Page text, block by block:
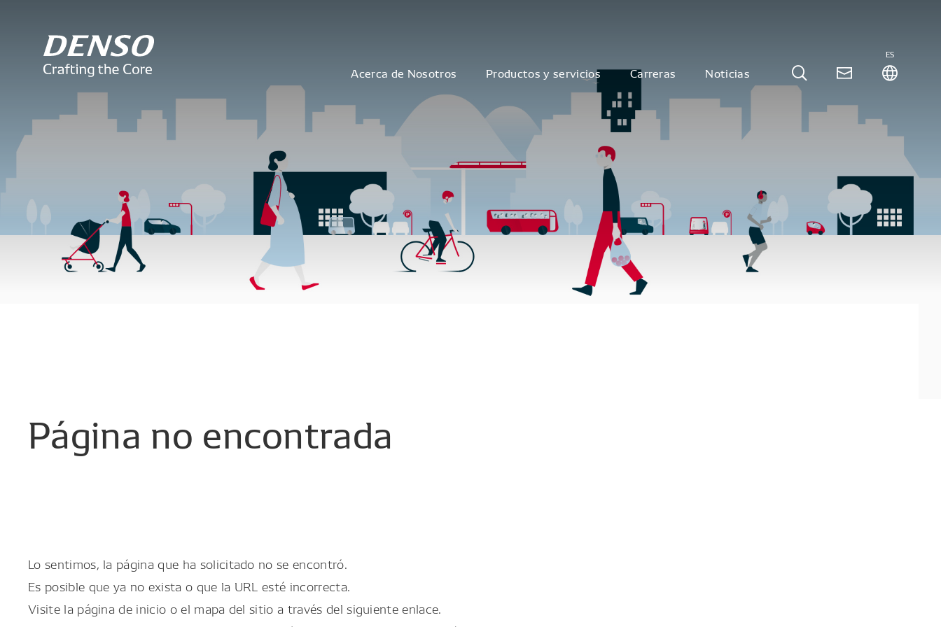
Acerca de Nosotros Productos y servicios Carreras Noticias
ES
Página no encontrada
Lo sentimos, la página que ha solicitado no se encontró.
Es posible que ya no exista o que la URL esté incorrecta.
Visite la página de inicio o el mapa del sitio a través del siguiente enlace.